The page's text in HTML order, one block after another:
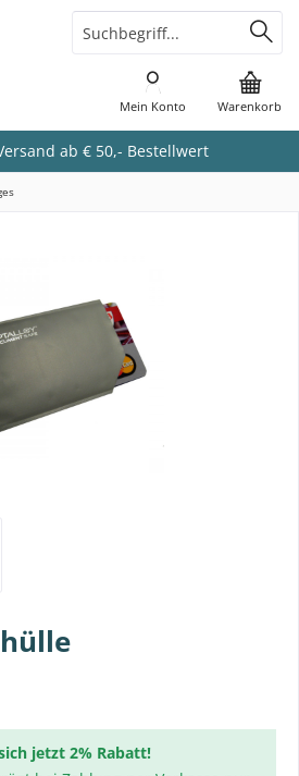
ab € 50,- Bestellwert
Warenkorb
Mein Konto
jetzt 2% Rabatt!